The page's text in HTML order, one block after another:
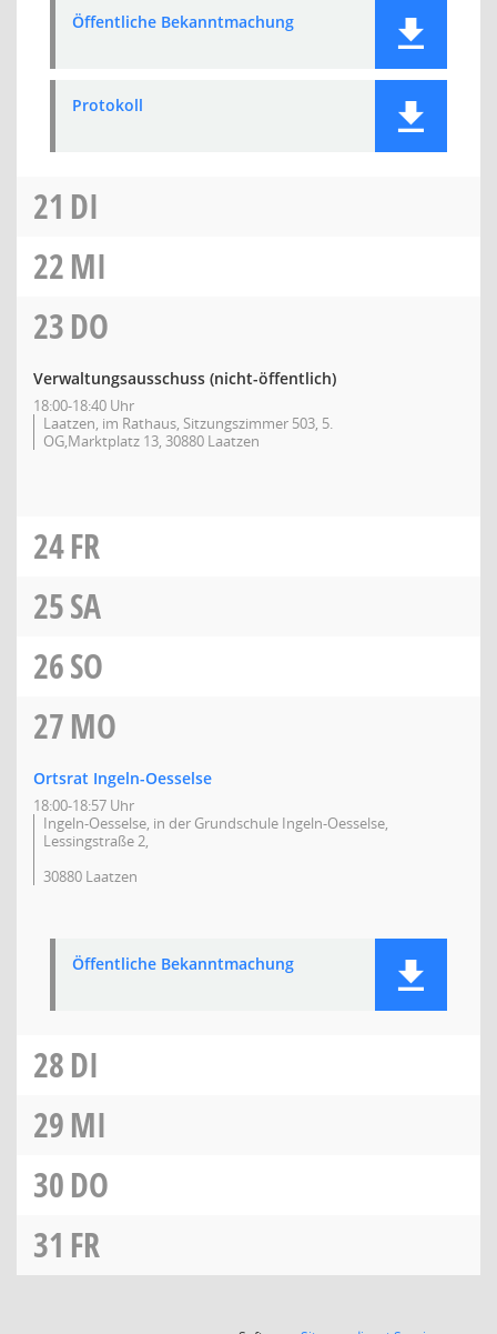
Öffentliche Bekanntmachung
Protokoll
21 DI
22MI
23DO
Verwaltungsausschuss (nicht-öffentlich)
18:00-18:40 Uhr
Laatzen, im Rathaus, Sitzungszimmer 503, 5.
OG,Marktplatz 13, 30880 Laatzen
24FR
25SA
26SO
27MO
Ortsrat Ingeln-Oesselse
18:00-18:57 Uhr
Ingeln-Oesselse, in der Grundschule Ingeln-Oesselse,
Lessingstraße 2,
30880 Laatzen
Öffentliche Bekanntmachung
28DI
29MI
30DO
31 FR